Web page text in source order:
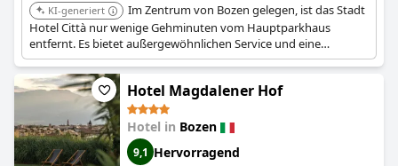
KI-generiert
Im Zentrum von Bozen gelegen, ist das Stadt
Hotel Città nur wenige Gehminuten vom Hauptparkhaus
entfernt. Es bietet außergewöhnlichen Service und eine
erstklassige Lage, um die Stadt zu erkunden.
Hotel Magdalener Hof
Hotel in Bozen
9,1 Hervorragend